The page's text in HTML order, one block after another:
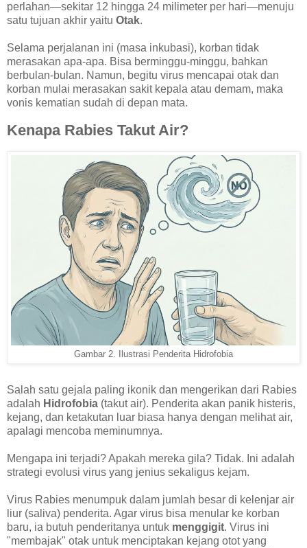
perlahan—sekitar 12 hingga 24 milimeter per hari—menuju
satu tujuan akhir yaitu Otak.
Selama perjalanan ini (masa inkubasi), korban tidak
merasakan apa-apa. Bisa berminggu-minggu, bahkan
berbulan-bulan. Namun, begitu virus mencapai otak dan
korban mulai merasakan sakit kepala atau demam, maka
vonis kematian sudah di depan mata.
Kenapa Rabies Takut Air?
Gambar 2. Ilustrasi Penderita Hidrofobia
Salah satu gejala paling ikonik dan mengerikan dari Rabies
adalah Hidrofobia (takut air). Penderita akan panik histeris,
kejang, dan ketakutan luar biasa hanya dengan melihat air,
apalagi mencoba meminumnya.
Mengapa ini terjadi? Apakah mereka gila? Tidak. Ini adalah
strategi evolusi virus yang jenius sekaligus kejam.
Virus Rabies menumpuk dalam jumlah besar di kelenjar air
liur (saliva) penderita. Agar virus bisa menular ke korban
baru, ia butuh penderitanya untuk menggigit. Virus ini
"membajak" otak untuk menciptakan kejang otot yang